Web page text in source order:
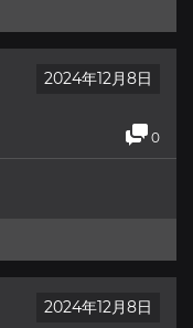
2024年12月8日
0
2024年12月8日